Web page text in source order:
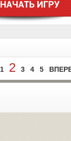
1 2 3 4 5